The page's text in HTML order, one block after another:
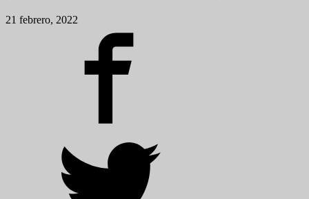
21 febrero, 2022